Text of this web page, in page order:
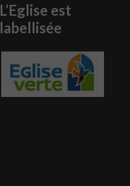
L’Eglise est
labellisée